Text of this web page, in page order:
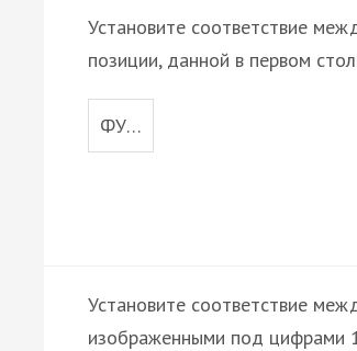
Установите соответствие
позиции, данной в первом
ФУ…
Установите соответствие
изображенными под цифрами